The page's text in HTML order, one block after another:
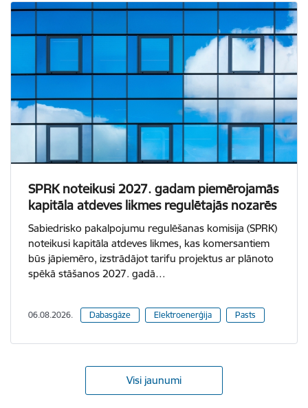
SPRK noteikusi 2027. gadam piemērojamās
kapitāla atdeves likmes regulētajās nozarēs
Sabiedrisko pakalpojumu regulēšanas komisija (SPRK)
noteikusi kapitāla atdeves likmes, kas komersantiem
būs jāpiemēro, izstrādājot tarifu projektus ar plānoto
spēkā stāšanos 2027. gadā…
06.08.2026. Dabasgāze Elektroenerģija Pasts
Visi jaunumi